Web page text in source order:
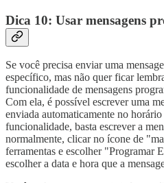
Dica 10: Usar mensagens
Se você precisa enviar uma
específico, mas não quer ficar
funcionalidade de mensagens
Com ela, é possível escrever uma
enviada automaticamente no horário
funcionalidade, basta escrever a
normalmente, clicar no ícone de
ferramentas e escolher "Programar
escolher a data e hora que a